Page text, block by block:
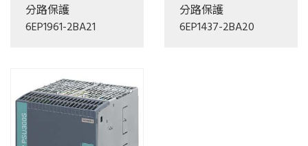
分路保護
6EP1961-2BA21
分路保護
6EP1437-2BA20